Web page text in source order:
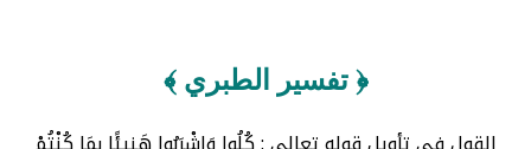
﴿ تفسير الطبري ﴾